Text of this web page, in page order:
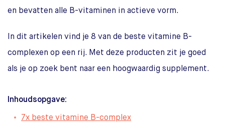
en bevatten alle B-vitaminen in actieve vorm.
In dit artikelen vind je 8 van de beste vitamine B-
complexen op een rij. Met deze producten zit je goed
als je op zoek bent naar een hoogwaardig supplement.
Inhoudsopgave:
7x beste vitamine B-complex